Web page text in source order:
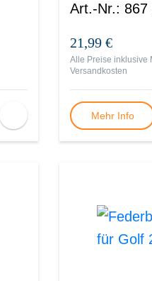
Art.-Nr.: 867
21,99 €
Alle Preise inklusive
Versandkosten
Mehr Info